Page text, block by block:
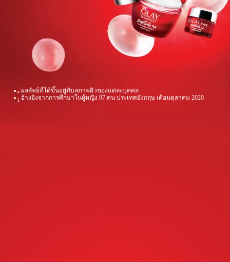
* ผลลัพธ์ที่ได้ขึ้นอยู่ภับสภาพผิวของแต่ละบุคคล
1 อ้างอิงจากการศึกษาในผู้หญิง 97 คน ประเทศอังกฤษ เดือนตุลาคม 2020